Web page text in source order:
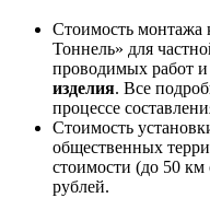
Стоимость монтажа
Тоннель» для
проводимых работ и
изделия. Все
процессе
Стоимость
общественных
стоимости (до 50
рублей.